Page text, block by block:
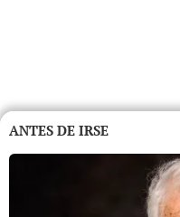
ANTES DE IRSE